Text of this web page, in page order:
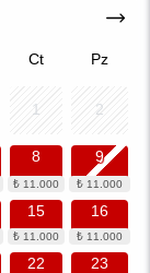
Ct Pz
1 2
8 9
15 16
22 23